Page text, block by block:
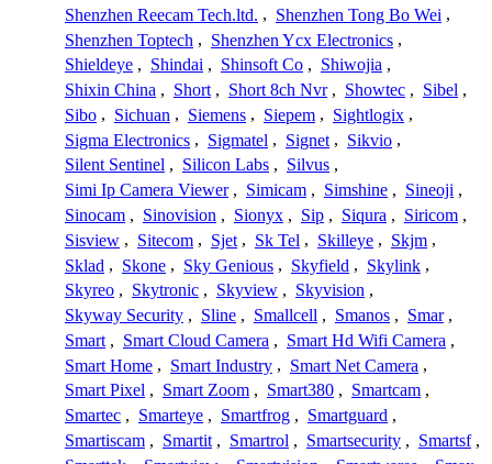
Shenzhen Reecam Tech.ltd. , Shenzhen Tong Bo Wei ,
Shenzhen Toptech , Shenzhen Ycx Electronics ,
Shieldeye , Shindai , Shinsoft Co , Shiwojia ,
Shixin China , Short , Short 8ch Nvr , Showtec , Sibel ,
Sibo , Sichuan , Siemens , Siepem , Sightlogix ,
Sigma Electronics , Sigmatel , Signet , Sikvio ,
Silent Sentinel , Silicon Labs , Silvus ,
Simi Ip Camera Viewer , Simicam , Simshine , Sineoji ,
Sinocam , Sinovision , Sionyx , Sip , Siqura , Siricom ,
Sisview , Sitecom , Sjet , Sk Tel , Skilleye , Skjm ,
Sklad , Skone , Sky Genious , Skyfield , Skylink ,
Skyreo , Skytronic , Skyview , Skyvision ,
Skyway Security , Sline , Smallcell , Smanos , Smar ,
Smart , Smart Cloud Camera , Smart Hd Wifi Camera ,
Smart Home , Smart Industry , Smart Net Camera ,
Smart Pixel , Smart Zoom , Smart380 , Smartcam ,
Smartec , Smarteye , Smartfrog , Smartguard ,
Smartiscam , Smartit , Smartrol , Smartsecurity , Smartsf ,